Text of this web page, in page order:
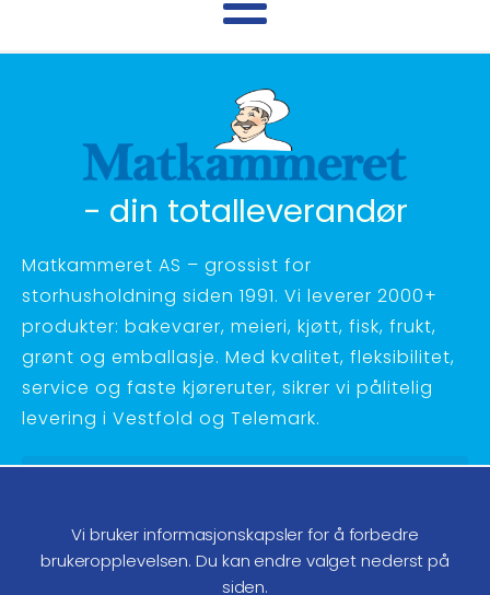
- din totalleverandør
Matkammeret AS – grossist for
storhusholdning siden 1991. Vi leverer 2000+
produkter: bakevarer, meieri, kjøtt, fisk, frukt,
grønt og emballasje. Med kvalitet, fleksibilitet,
service og faste kjøreruter, sikrer vi pålitelig
levering i Vestfold og Telemark.
Telefon:
35 58 48 70
ordre@matkammeret.no
Vi bruker informasjonskapsler for å forbedre
brukeropplevelsen. Du kan endre valget nederst på
siden.